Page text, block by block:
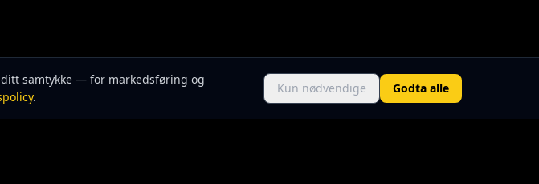
samtykke — for markedsføring og
.
Kun nødvendige Godta alle